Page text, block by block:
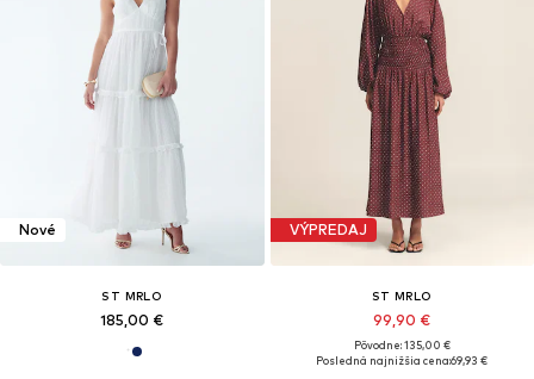
Nové
ST MRLO
185,00 €
VÝPREDAJ
ST MRLO
99,90 €
Pôvodne: 135,00 €
Posledná najnižšia cena:69,93 €